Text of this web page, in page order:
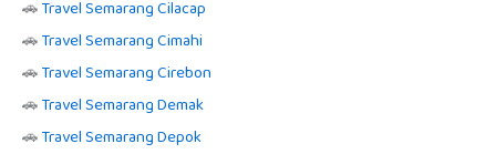
🚗Travel Semarang Cilacap
🚗Travel Semarang Cimahi
🚗Travel Semarang Cirebon
🚗Travel Semarang Demak
🚗Travel Semarang Depok